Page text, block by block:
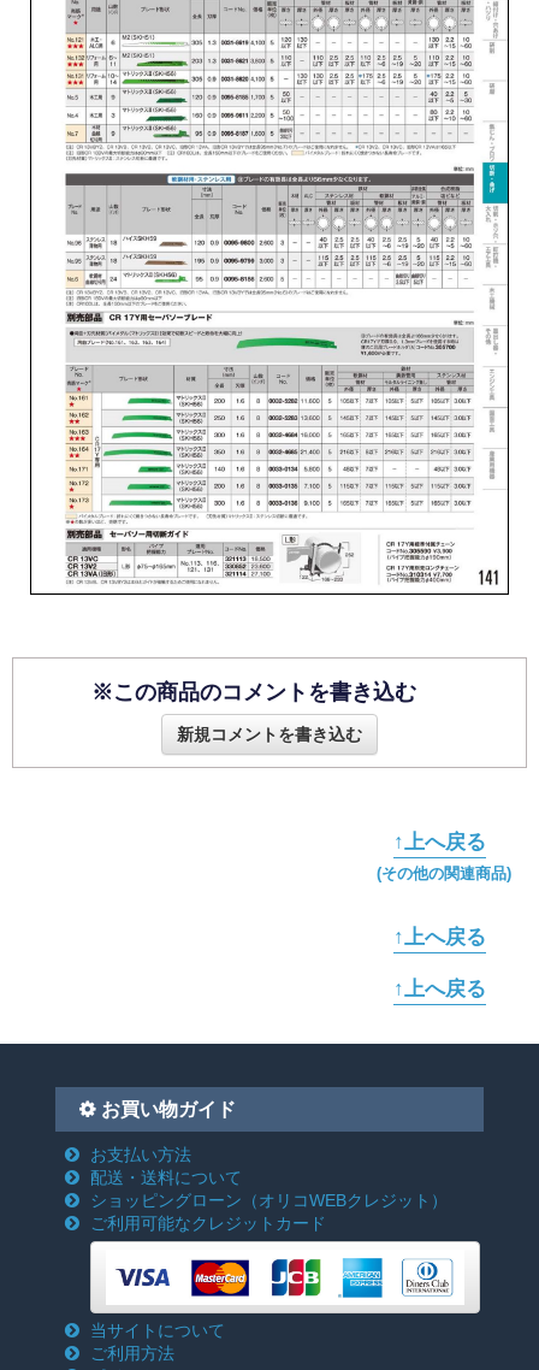
※この商品のコメントを書き込む
新規コメントを書き込む
↑上へ戻る
(その他の関連商品)
↑上へ戻る
↑上へ戻る
お買い物ガイド
お支払い方法
配送・送料について
ショッピングローン （オリコWEBクレジット）
ご利用可能なクレジットカード
当サイトについて
ご利用方法